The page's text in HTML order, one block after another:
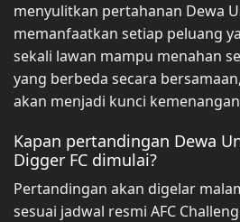
menyulitkan pertahanan Dewa
memanfaatkan setiap peluang
sekali lawan mampu menahan
yang berbeda secara
akan menjadi kunci
Kapan pertandingan Dewa
Digger FC dimulai?
Pertandingan akan digelar
sesuai jadwal resmi AFC